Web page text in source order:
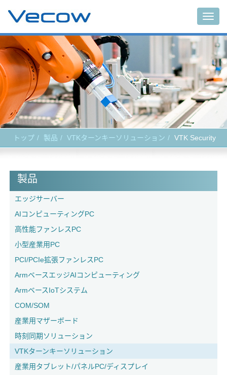
トップ 製品 VTKターンキーソリューション VTK Security
製品
エッジサーバー
AIコンピューティングPC
高性能ファンレスPC
小型産業用PC
PCI/PCIe拡張ファンレスPC
ArmベースエッジAIコンピューティング
ArmベースIoTシステム
COM/SOM
産業用マザーボード
時刻同期ソリューション
VTKターンキーソリューション
産業用タブレット/パネルPC/ディスプレイ